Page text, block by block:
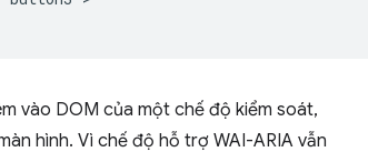
vào DOM của một chế độ kiểm soát,
hình. Vì chế độ hỗ trợ WAI-ARIA vẫn